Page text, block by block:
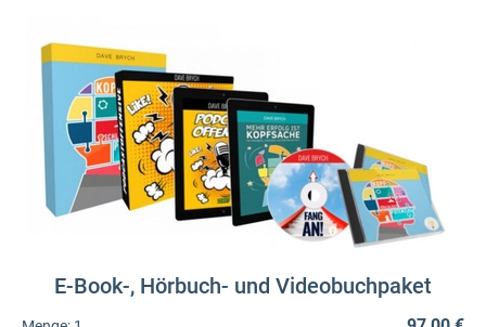
E-Book-, Hörbuch- und Videobuchpaket